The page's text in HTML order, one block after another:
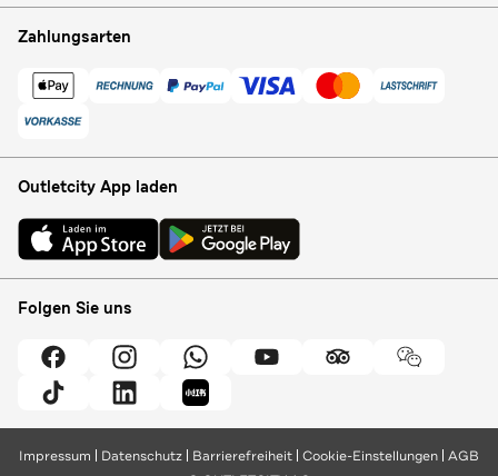
Zahlungsarten
Outletcity App laden
Folgen Sie uns
Impressum Datenschutz Barrierefreiheit Cookie-Einstellungen AGB